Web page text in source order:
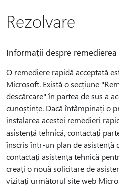
Rezolvare
Informații despre
O remediere rapidă acceptată
Microsoft. Există o secțiune
descărcare" în partea de sus a
cunoștințe. Dacă întâmpinați o
instalarea acestei remedieri
asistență tehnică, contactați
înscris într-un plan de asistență
contactați asistența tehnică
creați o nouă solicitare de
vizitați următorul site web